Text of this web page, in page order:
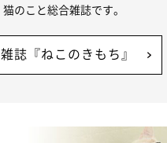
猫のこと総合雑誌です。
雑誌『ねこのきもち』